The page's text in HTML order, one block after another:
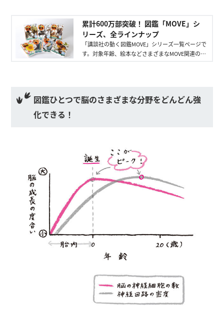
累計600万部突破！ 図鑑「MOVE」シ
リーズ、全ラインナップ
「講談社の動く図鑑MOVE」シリーズ一覧ページで
す。対象年齢、絵本などさまざまなMOVE関連の本
図鑑ひとつで脳のさまざまな分野をどんどん強
化できる！